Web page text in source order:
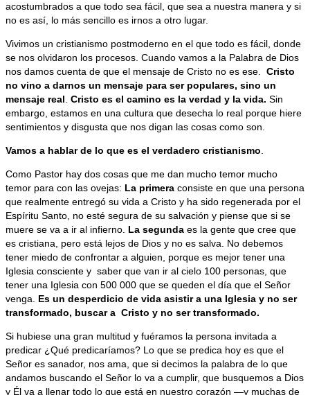
acostumbrados a que todo sea fácil, que sea a nuestra manera y si
no es así, lo más sencillo es irnos a otro lugar.
Vivimos un cristianismo postmoderno en el que todo es fácil, donde
se nos olvidaron los procesos. Cuando vamos a la Palabra de Dios
nos damos cuenta de que el mensaje de Cristo no es ese. Cristo
no vino a darnos un mensaje para ser populares, sino un
mensaje real. Cristo es el camino es la verdad y la vida. Sin
embargo, estamos en una cultura que desecha lo real porque hiere
sentimientos y disgusta que nos digan las cosas como son.
Vamos a hablar de lo que es el verdadero cristianismo.
Como Pastor hay dos cosas que me dan mucho temor mucho
temor para con las ovejas: La primera consiste en que una persona
que realmente entregó su vida a Cristo y ha sido regenerada por el
Espíritu Santo, no esté segura de su salvación y piense que si se
muere se va a ir al infierno. La segunda es la gente que cree que
es cristiana, pero está lejos de Dios y no es salva. No debemos
tener miedo de confrontar a alguien, porque es mejor tener una
Iglesia consciente y saber que van ir al cielo 100 personas, que
tener una Iglesia con 500 000 que se queden el día que el Señor
venga. Es un desperdicio de vida asistir a una Iglesia y no ser
transformado, buscar a Cristo y no ser transformado.
Si hubiese una gran multitud y fuéramos la persona invitada a
predicar ¿Qué predicaríamos? Lo que se predica hoy es que el
Señor es sanador, nos ama, que si decimos la palabra de lo que
andamos buscando el Señor lo va a cumplir, que busquemos a Dios
y Él va a llenar todo lo que está en nuestro corazón —y muchas de